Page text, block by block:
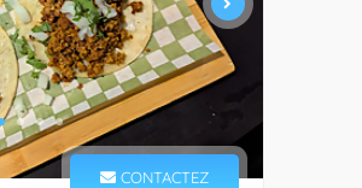
CONTACTEZ